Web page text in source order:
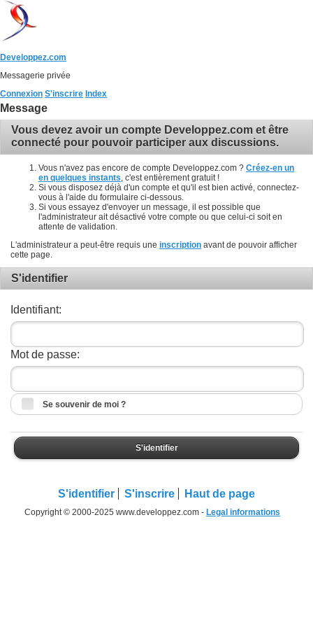
Developpez.com
Messagerie privée
Connexion S'inscrire Index
Message
Vous devez avoir un compte Developpez.com et être
connecté pour pouvoir participer aux discussions.
Vous n'avez pas encore de compte Developpez.com ? Créez-en un
en quelques instants , c'est entièrement gratuit !
Si vous disposez déjà d'un compte et qu'il est bien activé, connectez-
vous à l'aide du formulaire ci-dessous.
Si vous essayez d'envoyer un message, il est possible que
l'administrateur ait désactivé votre compte ou que celui-ci soit en
attente de validation.
L'administrateur a peut-être requis une inscription avant de pouvoir afficher
cette page.
S'identifier
Identifiant:
Mot de passe:
Se souvenir de moi ?
S'identifier
S'identifier S'inscrire Haut de page
Copyright © 2000-2025 www.developpez.com - Legal informations